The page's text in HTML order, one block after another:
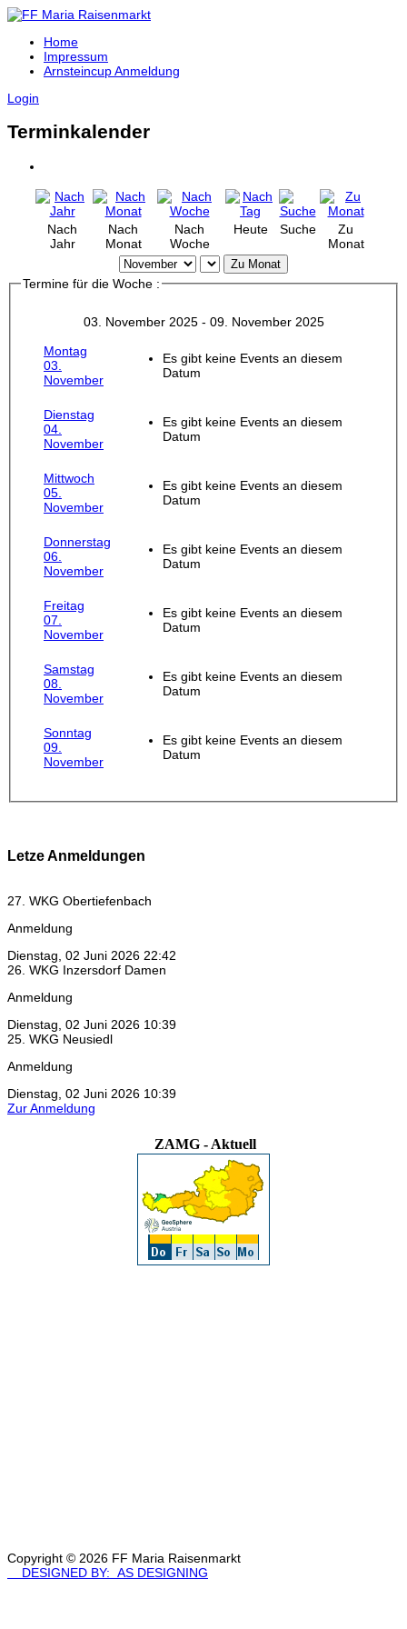
Home
Impressum
Arnsteincup Anmeldung
Login
Terminkalender
Nach
Jahr
Nach
Monat
Nach
Woche
Heute Suche
Zu
Monat
Zu Monat
Termine für die Woche :
03. November 2025 - 09. November 2025
Montag
03.
November
Es gibt keine Events an diesem
Datum
Dienstag
04.
November
Es gibt keine Events an diesem
Datum
Mittwoch
05.
November
Es gibt keine Events an diesem
Datum
Donnerstag
06.
November
Es gibt keine Events an diesem
Datum
Freitag
07.
November
Es gibt keine Events an diesem
Datum
Samstag
08.
November
Es gibt keine Events an diesem
Datum
Sonntag
09.
November
Es gibt keine Events an diesem
Datum
Letze Anmeldungen
27. WKG Obertiefenbach
Anmeldung
Dienstag, 02 Juni 2026 22:42
26. WKG Inzersdorf Damen
Anmeldung
Dienstag, 02 Juni 2026 10:39
25. WKG Neusiedl
Anmeldung
Dienstag, 02 Juni 2026 10:39
Zur Anmeldung
ZAMG - Aktuell
Copyright © 2026 FF Maria Raisenmarkt
DESIGNED BY: AS DESIGNING